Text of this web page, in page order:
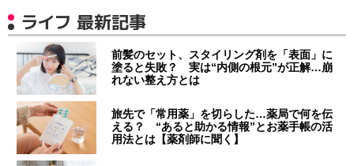
ライフ 最新記事
前髪のセット、スタイリング剤を「表面」に
塗ると失敗？ 実は“内側の根元”が正解…崩
れない整え方とは
旅先で「常用薬」を切らした…薬局で何を伝
える？ “あると助かる情報”とお薬手帳の活
用法とは【薬剤師に聞く】